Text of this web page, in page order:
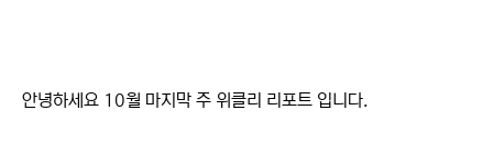
안녕하세요 10월 마지막 주 위클리 리포트 입니다.